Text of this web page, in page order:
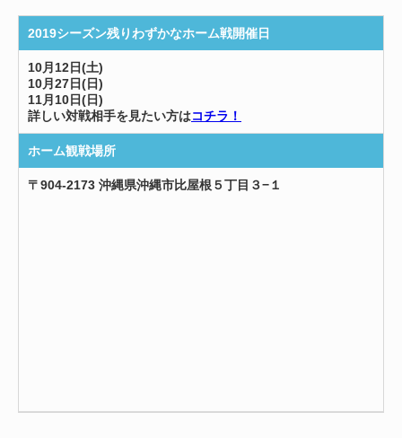
2019シーズン残りわずかなホーム戦開催日
10月12日(土)
10月27日(日)
11月10日(日)
詳しい対戦相手を見たい方はコチラ！
ホーム観戦場所
〒904-2173 沖縄県沖縄市比屋根５丁目３−１